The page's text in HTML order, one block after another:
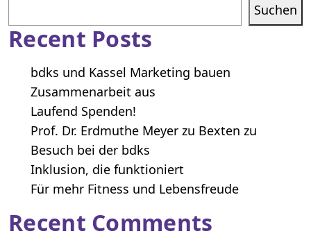
Suchen
Recent Posts
bdks und Kassel Marketing bauen
Zusammenarbeit aus
Laufend Spenden!
Prof. Dr. Erdmuthe Meyer zu Bexten zu
Besuch bei der bdks
Inklusion, die funktioniert
Für mehr Fitness und Lebensfreude
Recent Comments